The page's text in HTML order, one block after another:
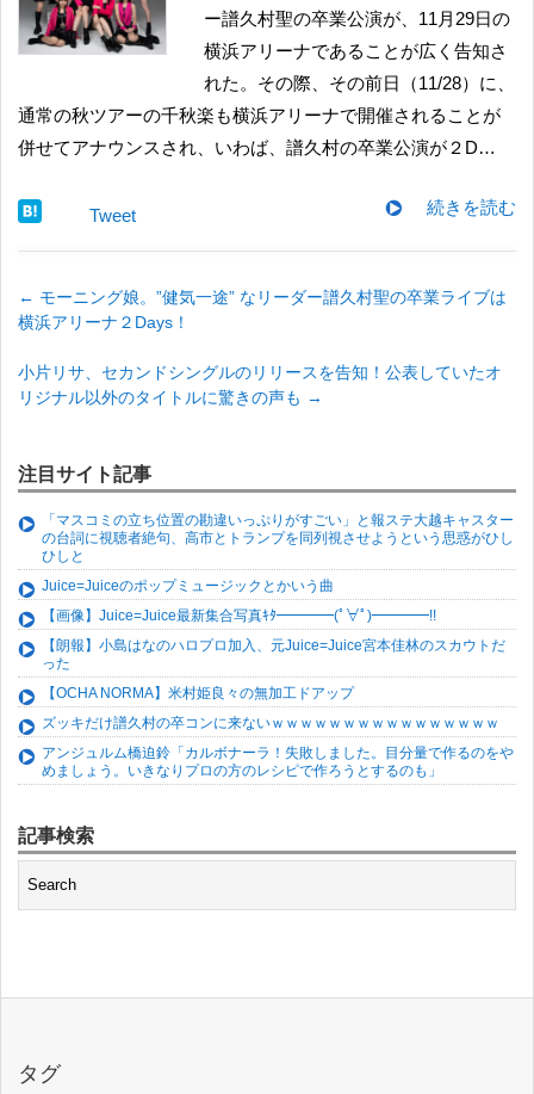
ー譜久村聖の卒業公演が、11月29日の
横浜アリーナであることが広く告知さ
れた。その際、その前日（11/28）に、
通常の秋ツアーの千秋楽も横浜アリーナで開催されることが
併せてアナウンスされ、いわば、譜久村の卒業公演が２D…
続きを読む
Tweet
← モーニング娘。”健気一途” なリーダー譜久村聖の卒業ライブは
横浜アリーナ２Days！
小片リサ、セカンドシングルのリリースを告知！公表していたオ
リジナル以外のタイトルに驚きの声も →
注目サイト記事
「マスコミの立ち位置の勘違いっぷりがすごい」と報ステ大越キャスター
の台詞に視聴者絶句、高市とトランプを同列視させようという思惑がひし
ひしと
Juice=Juiceのポップミュージックとかいう曲
【画像】Juice=Juice最新集合写真ｷﾀ━━━━(ﾟ∀ﾟ)━━━━!!
【朗報】小島はなのハロプロ加入、元Juice=Juice宮本佳林のスカウトだ
った
【OCHA NORMA】米村姫良々の無加工ドアップ
ズッキだけ譜久村の卒コンに来ないｗｗｗｗｗｗｗｗｗｗｗｗｗｗｗｗ
アンジュルム橋迫鈴「カルボナーラ！失敗しました。目分量で作るのをや
めましょう。いきなりプロの方のレシピで作ろうとするのも」
記事検索
タグ